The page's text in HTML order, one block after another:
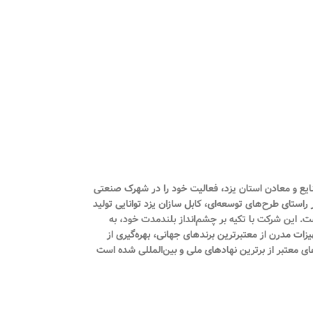
۱۲۷۱۸ تأسیس شد و در شهریور همان سال با شماره بهره‌برداری ۱۶۴/۹۰ از سوی اداره صنایع و معادن استان یزد، فعالیت خود را در شهرک صنعتی
طرح‌های توسعه‌ای، کابل سازان یزد توانایی تولید
فشار ضعیف، کابل‌های مخابراتی، هم‌محور (کواکسیال)، کنترلی و دیگر محصولات مرتبط را با ظرفیت سالانه ۹۵۰۰ تن داراست. این شرکت با تکیه بر چشم‌انداز بلندمدت خود، به
مدرن از معتبرترین برندهای جهانی، بهره‌گیری از
معتبر از برترین نهادهای ملی و بین‌المللی شده است